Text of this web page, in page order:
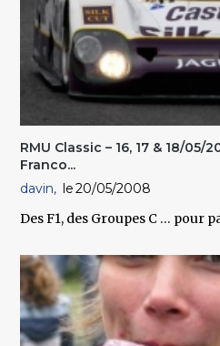
RMU Classic – 16, 17 & 18/05/
Franco...
davin
20/05/2008
Des F1, des Groupes C … pour